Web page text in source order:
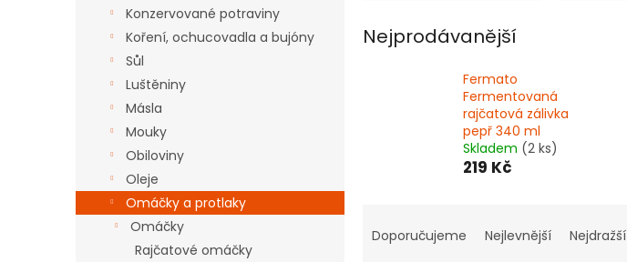
Konzervované potraviny
Koření, ochucovadla a bujóny
Sůl
Luštěniny
Másla
Mouky
Obiloviny
Oleje
Omáčky a protlaky
Omáčky
Rajčatové omáčky
Nejprodávanější
Fermato
Fermentovaná
rajčatová zálivka
pepř 340 ml
Skladem (2 ks)
219 Kč
aDoporučujeme Nejlevnější Nejdražší